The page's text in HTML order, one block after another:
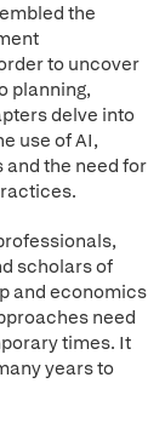
the
to uncover
planning,
delve into
use of AI,
the need for
scholars of
and economics
need
times. It
years to